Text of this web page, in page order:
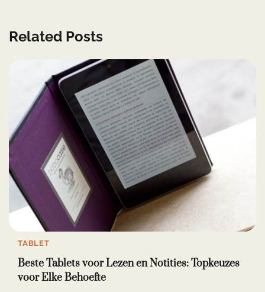
Related Posts
TABLET
Beste Tablets voor Lezen en Notities: Topkeuzes
voor Elke Behoefte